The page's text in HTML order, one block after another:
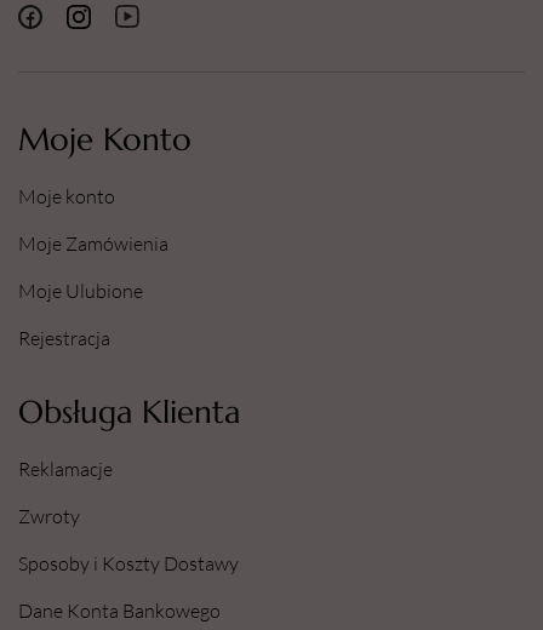
Moje Konto
Moje konto
Moje Zamówienia
Moje Ulubione
Rejestracja
Obsługa Klienta
Reklamacje
Zwroty
Sposoby i Koszty Dostawy
Dane Konta Bankowego